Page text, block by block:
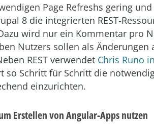
Page Refreshs gering
8 die integrierten REST-
wird nur ein Kommentar pro
Nutzers sollen als
REST verwendet Chris Runo
so Schritt für Schritt die
einzurichten.
Erstellen von Angular-Apps nutzen